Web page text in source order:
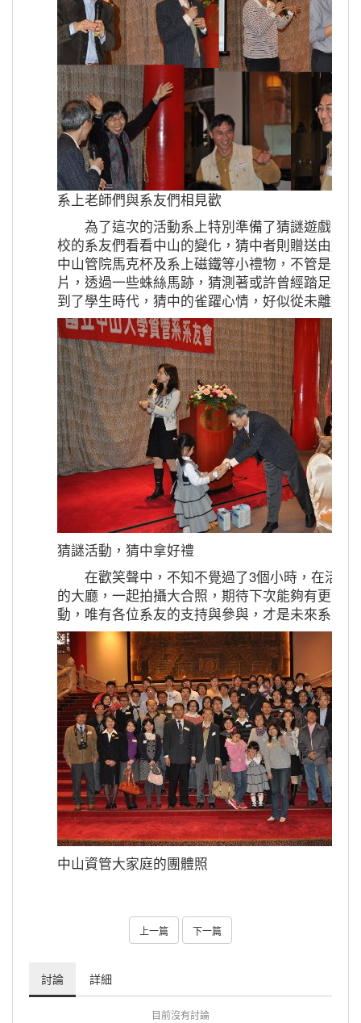
系上老師們與系友們相見歡
為了這次的活動系上特別準備了猜謎遊戲，主
校的系友們看看中山的變化，猜中者則贈送由施
中山管院馬克杯及系上磁鐵等小禮物，不管是幾
片，透過一些蛛絲馬跡，猜測著或許曾經踏足過
到了學生時代，猜中的雀躍心情，好似從未離過
猜謎活動，猜中拿好禮
在歡笑聲中，不知不覺過了3個小時，在活動
的大廳，一起拍攝大合照，期待下次能夠有更多
動，唯有各位系友的支持與參與，才是未來系友
中山資管大家庭的團體照
上一篇 下一篇
討論 詳細
目前沒有討論